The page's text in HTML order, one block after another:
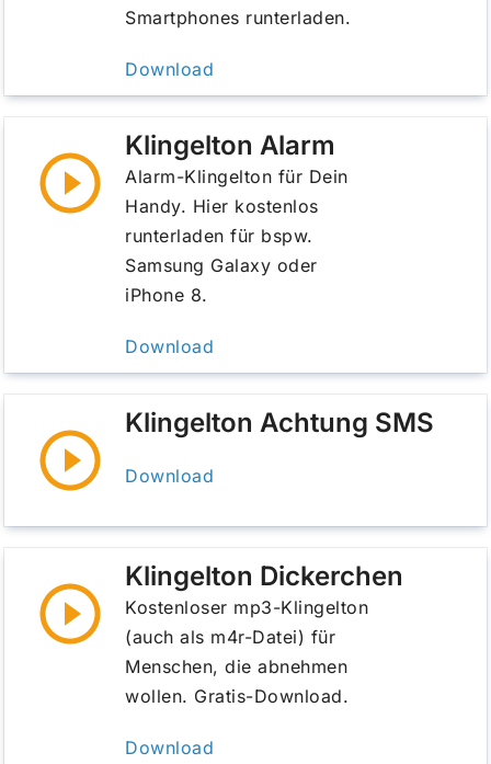
Smartphones runterladen.
Download
Klingelton Alarm
Alarm-Klingelton für Dein
Handy. Hier kostenlos
runterladen für bspw.
Samsung Galaxy oder
iPhone 8.
Download
Klingelton Achtung SMS
Download
Klingelton Dickerchen
Kostenloser mp3-Klingelton
(auch als m4r-Datei) für
Menschen, die abnehmen
wollen. Gratis-Download.
Download